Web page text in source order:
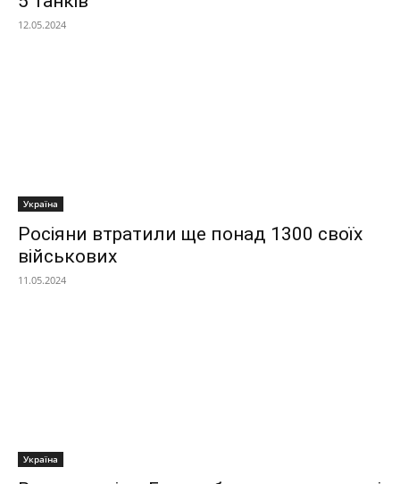
12.05.2024
Україна
Росіяни втратили ще понад 1300 своїх
військових
11.05.2024
Україна